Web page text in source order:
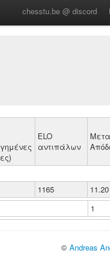
chesstu.be @ discord
ELO
αντιπάλων
1165
11.20
1
© Andreas